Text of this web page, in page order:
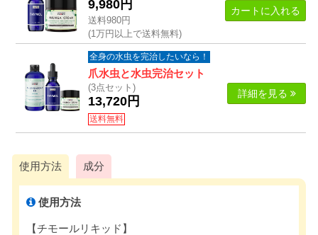
9,980円
送料980円
(1万円以上で送料無料)
カートに入れる
全身の水虫を完治したいなら！
爪水虫と水虫完治セット
(3点セット)
13,720円
送料無料
詳細を見る
使用方法 成分
使用方法
【チモールリキッド】